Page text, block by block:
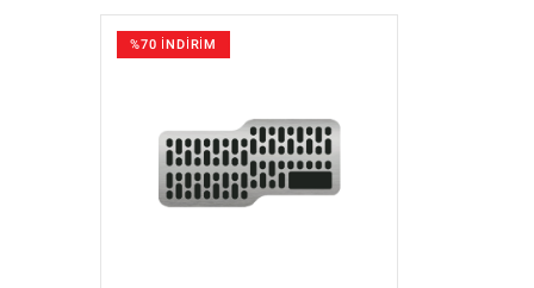
%70 İNDİRİM
GÖZAT